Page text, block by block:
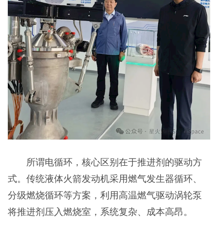
所谓电循环，核心区别在于推进剂的驱动方
式。传统液体火箭发动机采用燃气发生器循环、
分级燃烧循环等方案，利用高温燃气驱动涡轮泵
将推进剂压入燃烧室，系统复杂、成本高昂。